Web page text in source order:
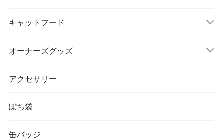
キャットフード
ドライフード
オーナーズグッズ
お茶
アクセサリー
ぽち袋
缶バッジ